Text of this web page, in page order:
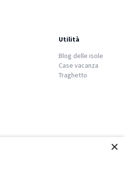
Utilità
Blog delle isole
Case vacanza
Traghetto
×